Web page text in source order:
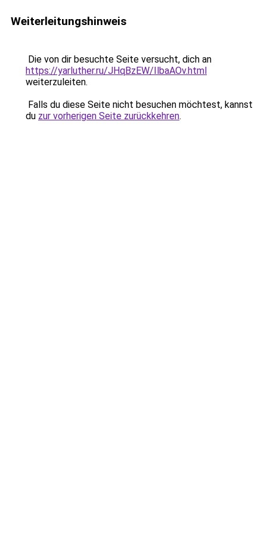
Weiterleitungshinweis
Die von dir besuchte Seite versucht, dich an
https://yarluther.ru/JHqBzEW/IlbaAOv.html
weiterzuleiten.
Falls du diese Seite nicht besuchen möchtest, kannst
du zur vorherigen Seite zurückkehren.